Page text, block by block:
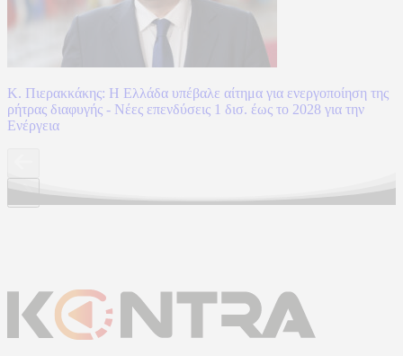
Κ. Πιερακκάκης: Η Ελλάδα υπέβαλε αίτημα για ενεργοποίηση της
ρήτρας διαφυγής - Νέες επενδύσεις 1 δισ. έως το 2028 για την
Ενέργεια